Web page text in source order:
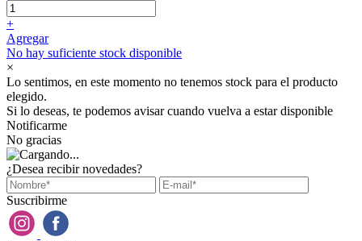
+
Agregar
No hay suficiente stock disponible
×
Lo sentimos, en este momento no tenemos stock para el producto
elegido.
Si lo deseas, te podemos avisar cuando vuelva a estar disponible
Notificarme
No gracias
¿Desea recibir novedades?
Suscribirme